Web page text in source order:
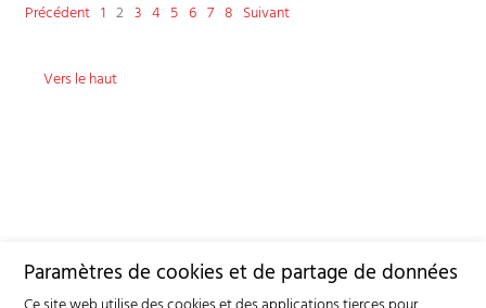
Précédent 1 2 3 4 5 6 7 8 Suivant
Vers le haut
Paramètres de cookies et de partage de données